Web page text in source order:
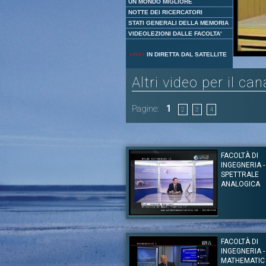
UN MONDO MIGLIORE
NOTTE DEI RICERCATORI
STATI GENERALI DELLA MEMORIA
VIDEOLEZIONI DALLE FACOLTA'
IN DIRETTA DAL SATELLITE
Altri video per il
Pagine: 1 2 3 4
FACOLTÀ DI
INGEGNERIA
SPETTRALE
ANALOGICA
Autore:Prof. Leopoldo Angrisani
Canale:Ingegneria
Lezione del Prof. Leopoldo Angrisani
elettroniche II. Gli argomenti trattati
Analizzatore di spettro a banco di filtri -
FACOLTÀ DI
INGEGNERIA -
MATHEMATIC